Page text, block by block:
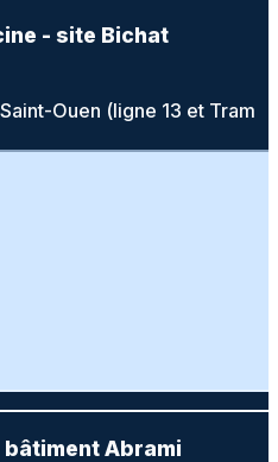
- site Bichat
Ouen (ligne 13 et Tram
Abrami